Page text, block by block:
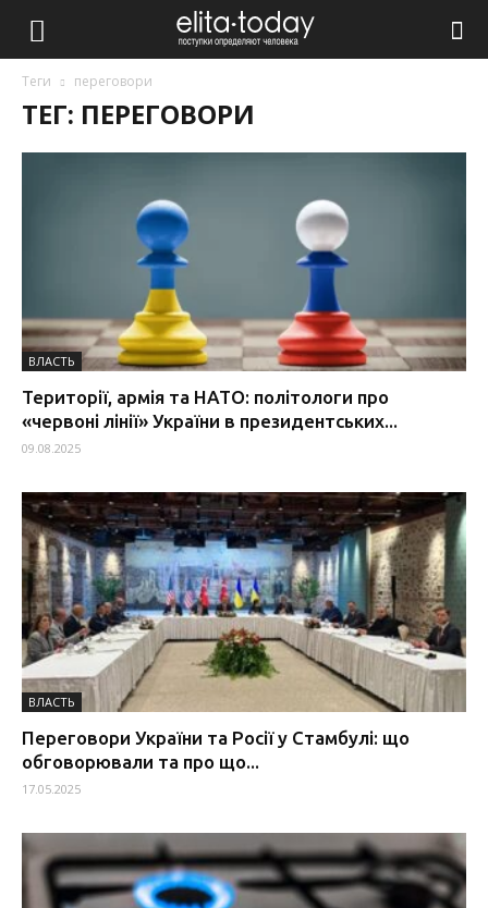
Теги переговори
ТЕГ: ПЕРЕГОВОРИ
ВЛАСТЬ
Території, армія та НАТО: політологи про
«червоні лінії» України в президентських...
09.08.2025
ВЛАСТЬ
Переговори України та Росії у Стамбулі: що
обговорювали та про що...
17.05.2025